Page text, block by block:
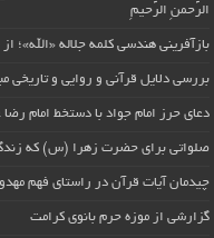
الرَّحمنِ الرَّحیمِ
بازآفرینی هندسی کلمه جلاله «الله»؛
بررسی دلایل قرآنی و روایی و
دعای حرز امام جواد با دستخط امام
صلواتی برای حضرت زهرا (س) که
چیدمان آیات قرآن در راستای فهم
گزارشی از موزه حرم بانوی کرامت